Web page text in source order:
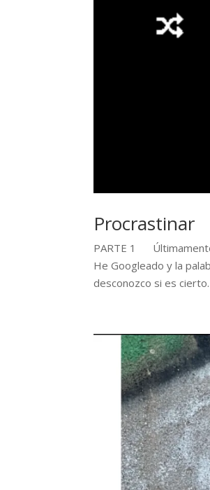
Procrastinar
PARTE 1
He Googleado y la
desconozco si es